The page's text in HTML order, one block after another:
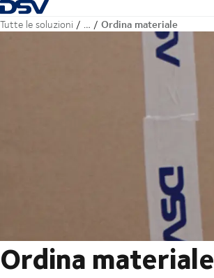
Torna alla pagina iniziale
Tutte le soluzioni … Ordina materiale
Ordina materiale